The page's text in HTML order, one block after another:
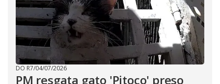
DO R7/04/07/2026
PM resgata gato 'Pitoco' preso